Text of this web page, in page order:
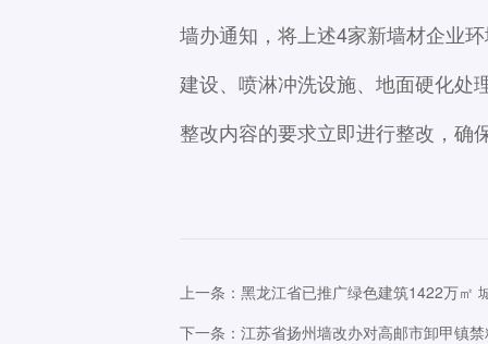
墙办通知，将上述4家新墙材企业
建设、喷淋冲洗设施、地面硬化处
整改内容的要求立即进行整改，确
上一条：黑龙江省已推广绿色建筑1422万㎡
下一条：江苏省扬州墙改办对高邮市卸甲镇